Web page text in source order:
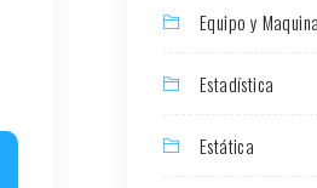
Equipo y
Estadística
Estática